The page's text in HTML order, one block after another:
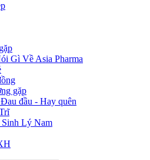
Gì Về Asia Pharma
gặp
đầu - Hay quên
Sinh Lý Nam